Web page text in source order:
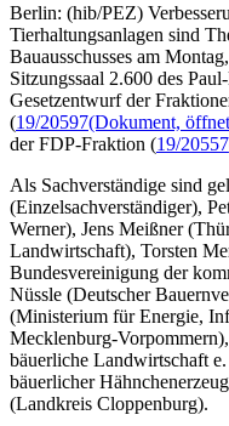
Berlin: (hib/PEZ)
Tierhaltungsanlagen sind
Bauausschusses am
Sitzungssaal 2.600 des
Gesetzentwurf der
(19/20597(Dokument,
der FDP-Fraktion (19/20557
Als Sachverständige sind
(Einzelsachverständiger),
Werner), Jens Meißner
Landwirtschaft), Torsten
Bundesvereinigung der
Nüssle (Deutscher
(Ministerium für Energie,
Mecklenburg-
bäuerliche Landwirtschaft
bäuerlicher
(Landkreis Cloppenburg).